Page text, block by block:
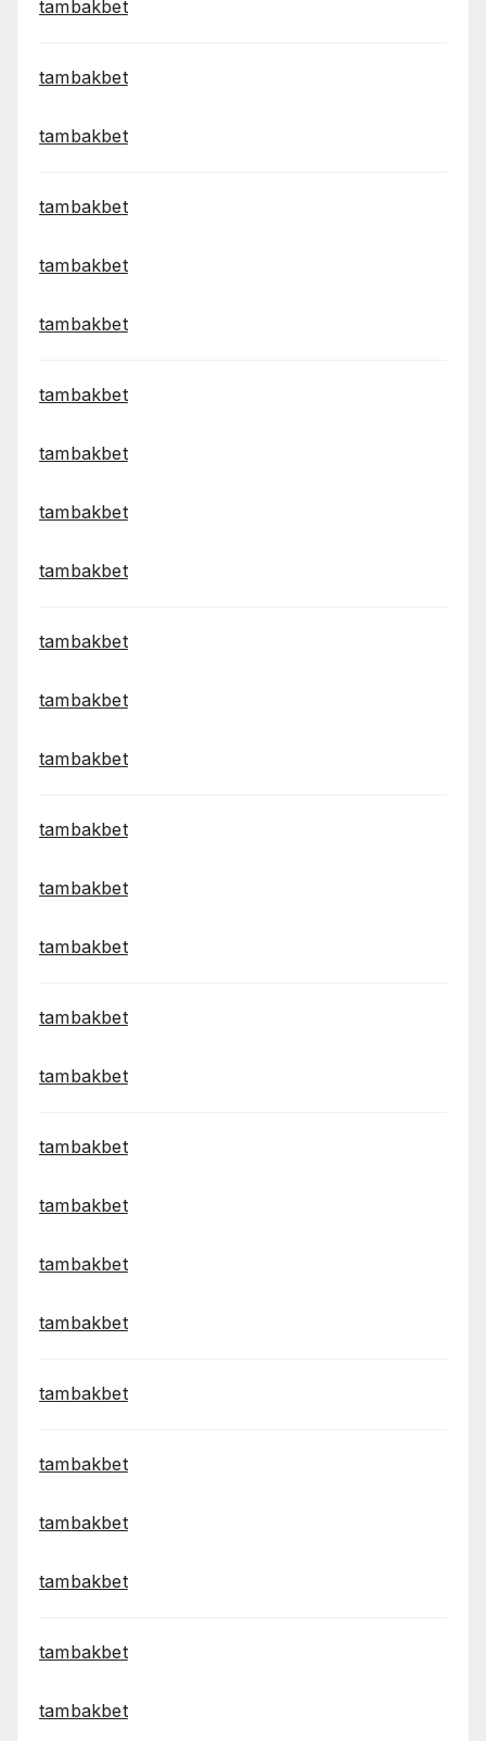
tambakbet
tambakbet
tambakbet
tambakbet
tambakbet
tambakbet
tambakbet
tambakbet
tambakbet
tambakbet
tambakbet
tambakbet
tambakbet
tambakbet
tambakbet
tambakbet
tambakbet
tambakbet
tambakbet
tambakbet
tambakbet
tambakbet
tambakbet
tambakbet
tambakbet
tambakbet
tambakbet
tambakbet